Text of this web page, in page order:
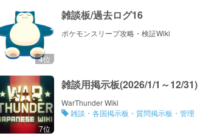
4位
雑談板/過去ログ16
ポケモンスリープ攻略・検証Wiki
7位
雑談用掲示板(2026/1/1～12/31)
WarThunder Wiki
雑談・各国掲示板・質問掲示板・管理